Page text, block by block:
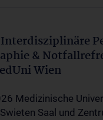
&
Wien
Medizinische
Saal und